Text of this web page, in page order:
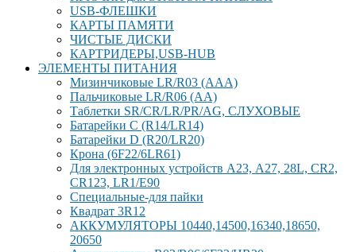
USB-ФЛЕШКИ
КАРТЫ ПАМЯТИ
ЧИСТЫЕ ДИСКИ
КАРТРИДЕРЫ,USB-HUB
ЭЛЕМЕНТЫ ПИТАНИЯ
Мизинчиковые LR/R03 (ААА)
Пальчиковые LR/R06 (АА)
Таблетки SR/CR/LR/PR/AG, СЛУХОВЫЕ
Батарейки С (R14/LR14)
Батарейки D (R20/LR20)
Крона (6F22/6LR61)
Для электронных устройств А23, А27, 28L, CR2,
CR123, LR1/E90
Специальные-для пайки
Квадрат 3R12
АККУМУЛЯТОРЫ 10440,14500,16340,18650,
20650